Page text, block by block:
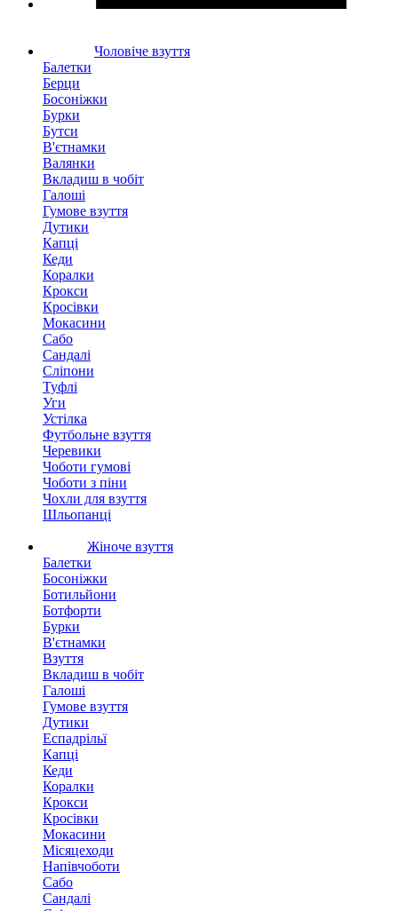
Чоловіче взуття
Балетки
Берци
Босоніжки
Бурки
Бутси
В'єтнамки
Валянки
Вкладиш в чобіт
Галоші
Гумове взуття
Дутики
Капці
Кеди
Коралки
Крокси
Кросівки
Мокасини
Сабо
Сандалі
Сліпони
Туфлі
Уги
Устілка
Футбольне взуття
Черевики
Чоботи гумові
Чоботи з піни
Чохли для взуття
Шльопанці
Жіноче взуття
Балетки
Босоніжки
Ботильйони
Ботфорти
Бурки
В'єтнамки
Взуття
Вкладиш в чобіт
Галоші
Гумове взуття
Дутики
Еспадрільї
Капці
Кеди
Коралки
Крокси
Кросівки
Мокасини
Місяцеходи
Напівчоботи
Сабо
Сандалі